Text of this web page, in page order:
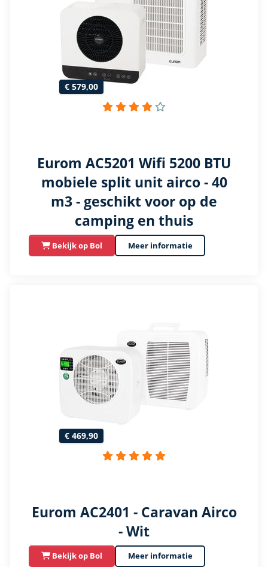
€ 579,00
Eurom AC5201 Wifi 5200 BTU
mobiele split unit airco - 40
m3 - geschikt voor op de
camping en thuis
Bekijk op Bol Meer informatie
€ 469,90
Eurom AC2401 - Caravan Airco
- Wit
Bekijk op Bol Meer informatie